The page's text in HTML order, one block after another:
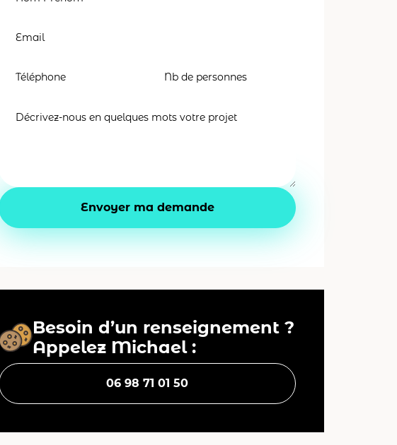
Besoin d’un renseignement ?
Appelez Michael :
06 98 71 01 50